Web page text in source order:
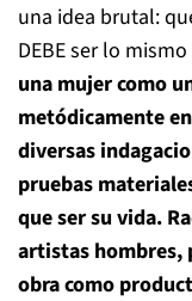
una idea brutal:
DEBE ser lo
una mujer como
metódicamente
diversas
pruebas
que ser su vida.
artistas hombres,
obra como